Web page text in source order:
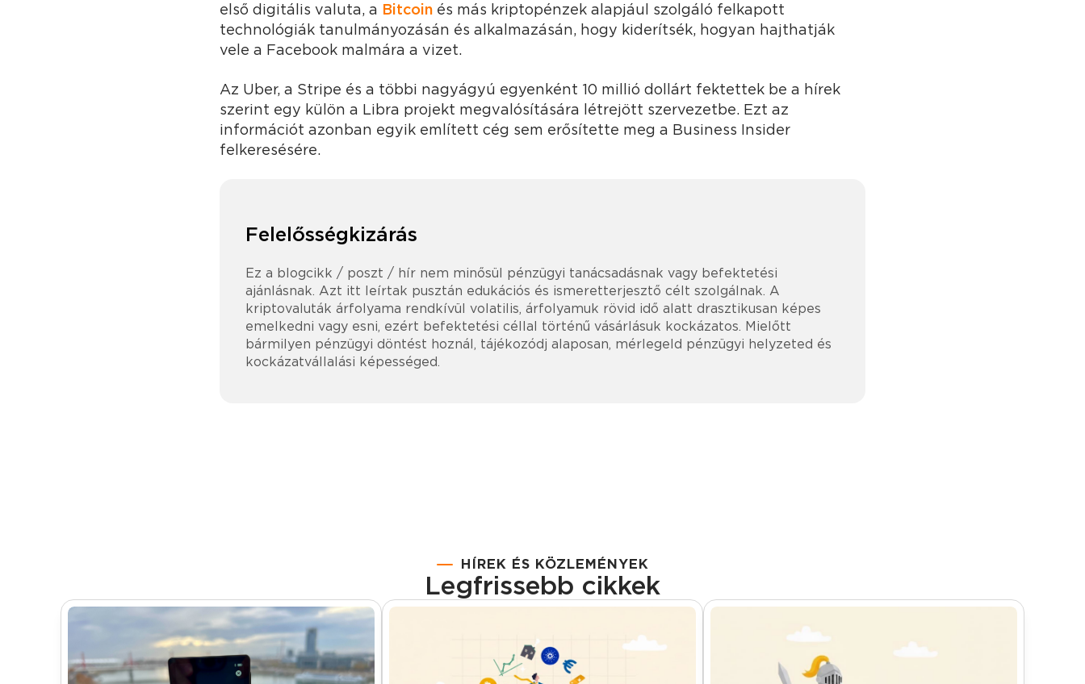
első digitális valuta, a Bitcoin és más kriptopénzek alapjául szolgáló felkapott
technológiák tanulmányozásán és alkalmazásán, hogy kiderítsék, hogyan hajthatják
vele a Facebook malmára a vizet.
Az Uber, a Stripe és a többi nagyágyú egyenként 10 millió dollárt fektettek be a hírek
szerint egy külön a Libra projekt megvalósítására létrejött szervezetbe. Ezt az
információt azonban egyik említett cég sem erősítette meg a Business Insider
felkeresésére.
Felelősségkizárás
Ez a blogcikk / poszt / hír nem minősül pénzügyi tanácsadásnak vagy befektetési
ajánlásnak. Azt itt leírtak pusztán edukációs és ismeretterjesztő célt szolgálnak. A
kriptovaluták árfolyama rendkívül volatilis, árfolyamuk rövid idő alatt drasztikusan képes
emelkedni vagy esni, ezért befektetési céllal történű vásárlásuk kockázatos. Mielőtt
bármilyen pénzügyi döntést hoznál, tájékozódj alaposan, mérlegeld pénzügyi helyzeted és
kockázatvállalási képességed.
HÍREK ÉS KÖZLEMÉNYEK
Legfrissebb cikkek